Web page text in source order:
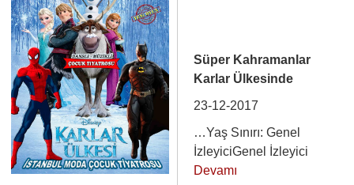
Süper Kahramanlar
Karlar Ülkesinde
23-12-2017
…Yaş Sınırı: Genel
İzleyiciGenel İzleyici
Devamı